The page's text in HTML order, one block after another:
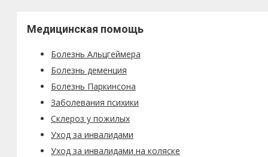
Медицинская помощь
Болезнь Альцгеймера
Болезнь деменция
Болезнь Паркинсона
Заболевания психики
Склероз у пожилых
Уход за инвалидами
Уход за инвалидами на коляске